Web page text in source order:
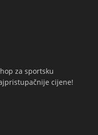
za sportsku
cijene!